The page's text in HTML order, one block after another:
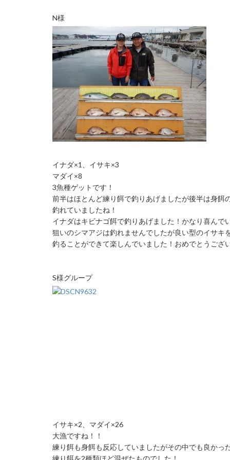
N様
イナダ×1、イサキ×3
マダイ×8
3魚種ゲットです！
前半はほとんど練り餌で釣りあげましたが後半は身餌
釣れていましたね！
イナダはキビナゴ餌で釣りあげました！かなり喜んで
狙いのシマアジは釣れませんでしたが良い型のイサキ
釣ることができて楽しんでいました！おめでとうござ
S様グループ
イサキ×2、マダイ×26
大漁ですね！！
練り餌も身餌も反応していましたがその中でも良かっ
練り餌を2種類ほど混ぜたものでした！